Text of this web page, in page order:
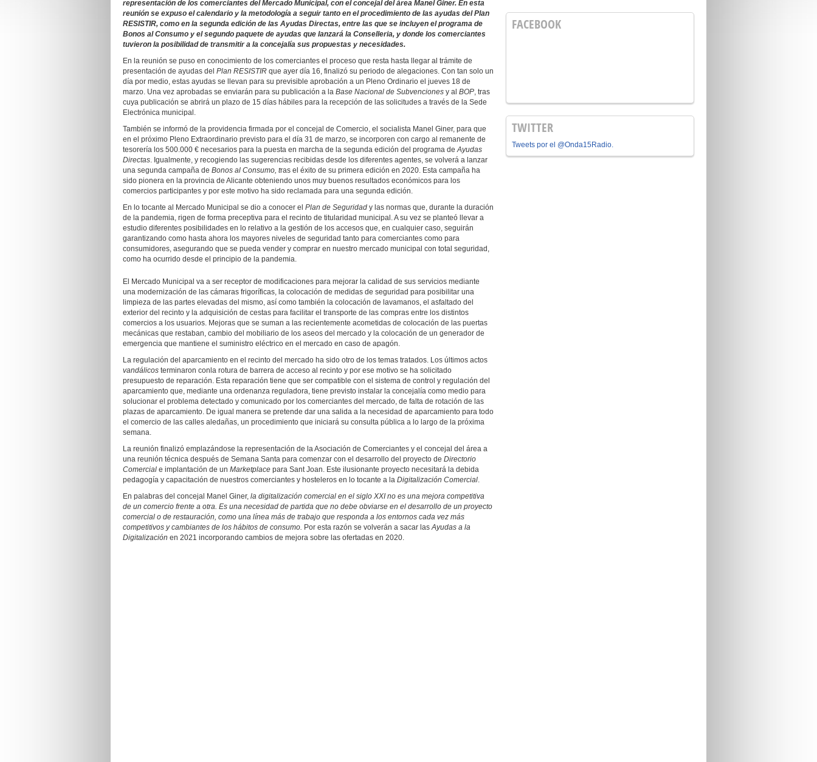
representación de los comerciantes del Mercado Municipal, con el concejal del área Manel Giner. En esta
reunión se expuso el calendario y la metodología a seguir tanto en el procedimiento de las ayudas del Plan
RESISTIR, como en la segunda edición de las Ayudas Directas, entre las que se incluyen el programa de
Bonos al Consumo y el segundo paquete de ayudas que lanzará la Conselleria, y donde los comerciantes
tuvieron la posibilidad de transmitir a la concejalía sus propuestas y necesidades.
En la reunión se puso en conocimiento de los comerciantes el proceso que resta hasta llegar al trámite de
presentación de ayudas del Plan RESISTIR que ayer día 16, finalizó su periodo de alegaciones. Con tan solo un
día por medio, estas ayudas se llevan para su previsible aprobación a un Pleno Ordinario el jueves 18 de
marzo. Una vez aprobadas se enviarán para su publicación a la Base Nacional de Subvenciones y al BOP, tras
cuya publicación se abrirá un plazo de 15 días hábiles para la recepción de las solicitudes a través de la Sede
Electrónica municipal.
También se informó de la providencia firmada por el concejal de Comercio, el socialista Manel Giner, para que
en el próximo Pleno Extraordinario previsto para el día 31 de marzo, se incorporen con cargo al remanente de
tesorería los 500.000 € necesarios para la puesta en marcha de la segunda edición del programa deAyudas
Directas. Igualmente, y recogiendo las sugerencias recibidas desde los diferentes agentes, se volverá a lanzar
una segunda campaña de Bonos al Consumo, tras el éxito de su primera edición en 2020. Esta campaña ha
sido pionera en la provincia de Alicante obteniendo unos muy buenos resultados económicos para los
comercios participantes y por este motivo ha sido reclamada para una segunda edición.
En lo tocante al Mercado Municipal se dio a conocer el Plan de Seguridad y las normas que, durante la duración
de la pandemia, rigen de forma preceptiva para el recinto de titularidad municipal. A su vez se planteó llevar a
estudio diferentes posibilidades en lo relativo a la gestión de los accesos que, en cualquier caso, seguirán
garantizando como hasta ahora los mayores niveles de seguridad tanto para comerciantes como para
consumidores, asegurando que se pueda vender y comprar en nuestro mercado municipal con total seguridad,
como ha ocurrido desde el principio de la pandemia.
El Mercado Municipal va a ser receptor de modificaciones para mejorar la calidad de sus servicios mediante
una modernización de las cámaras frigoríficas, la colocación de medidas de seguridad para posibilitar una
limpieza de las partes elevadas del mismo, así como también la colocación de lavamanos, el asfaltado del
exterior del recinto y la adquisición de cestas para facilitar el transporte de las compras entre los distintos
comercios a los usuarios. Mejoras que se suman a las recientemente acometidas de colocación de las puertas
mecánicas que restaban, cambio del mobiliario de los aseos del mercado y la colocación de un generador de
emergencia que mantiene el suministro eléctrico en el mercado en caso de apagón.
La regulación del aparcamiento en el recinto del mercado ha sido otro de los temas tratados. Los últimos actos
vandálicos terminaron conla rotura de barrera de acceso al recinto y por ese motivo se ha solicitado
presupuesto de reparación. Esta reparación tiene que ser compatible con el sistema de control y regulación del
aparcamiento que, mediante una ordenanza reguladora, tiene previsto instalar la concejalía como medio para
solucionar el problema detectado y comunicado por los comerciantes del mercado, de falta de rotación de las
plazas de aparcamiento. De igual manera se pretende dar una salida a la necesidad de aparcamiento para todo
el comercio de las calles aledañas, un procedimiento que iniciará su consulta pública a lo largo de la próxima
semana.
La reunión finalizó emplazándose la representación de la Asociación de Comerciantes y el concejal del área a
una reunión técnica después de Semana Santa para comenzar con el desarrollo del proyecto de Directorio
Comercial e implantación de un Marketplace para Sant Joan. Este ilusionante proyecto necesitará la debida
pedagogía y capacitación de nuestros comerciantes y hosteleros en lo tocante a la Digitalización Comercial.
En palabras del concejal Manel Giner, la digitalización comercial en el siglo XXI no es una mejora competitiva
de un comercio frente a otra. Es una necesidad de partida que no debe obviarse en el desarrollo de un proyecto
comercial o de restauración, como una línea más de trabajo que responda a los entornos cada vez más
competitivos y cambiantes de los hábitos de consumo. Por esta razón se volverán a sacar lasAyudas a la
Digitalización en 2021 incorporando cambios de mejora sobre las ofertadas en 2020.
FACEBOOK
TWITTER
Tweets por el @Onda15Radio.